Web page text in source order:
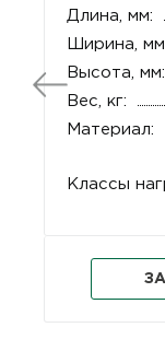
Длина, мм:
Ширина,
Высота, мм:
Вес, кг:
Материал:
Классы